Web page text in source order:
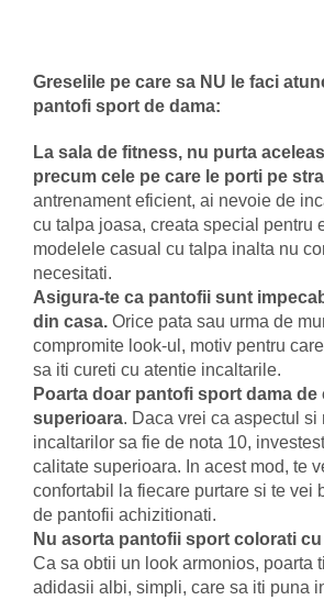
Greselile pe care sa NU le faci
pantofi sport de dama:
La sala de fitness, nu purta
precum cele pe care le porti pe
antrenament eficient, ai nevoie de
cu talpa joasa, creata special pentru
modelele casual cu talpa inalta nu
necesitati.
Asigura-te ca pantofii sunt
din casa. Orice pata sau urma de
compromite look-ul, motiv pentru
sa iti cureti cu atentie incaltarile.
Poarta doar pantofi sport dama de
superioara. Daca vrei ca aspectul si
incaltarilor sa fie de nota 10,
calitate superioara. In acest mod, te
confortabil la fiecare purtare si te vei
de pantofii achizitionati.
Nu asorta pantofii sport colorati
Ca sa obtii un look armonios, poarta
adidasii albi, simpli, care sa iti puna